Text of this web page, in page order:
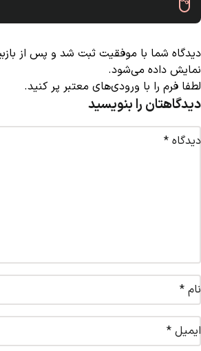
دیدگاه شما با موفقیت ثبت شد و پس از
نمایش داده می‌شود.
لطفا فرم را با ورودی‌های معتبر پر کنید.
دیدگاهتان را بنویسید
دیدگاه *
نام *
ایمیل *